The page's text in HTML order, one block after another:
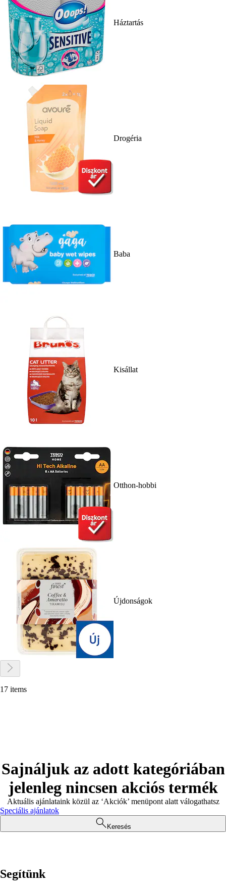
Háztartás
Drogéria
Baba
Kisállat
Otthon-hobbi
Újdonságok
17 items
Sajnáljuk az adott kategóriában
jelenleg nincsen akciós termék
Aktuális ajánlataink közül az ‘Akciók’ menüpont alatt válogathatsz
Speciális ajánlatok
Keresés
Segítünk